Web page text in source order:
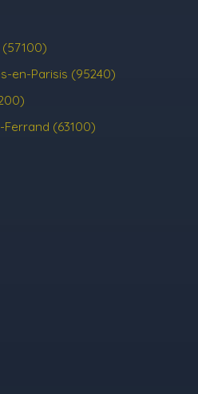
en-Parisis (95240)
(63100)